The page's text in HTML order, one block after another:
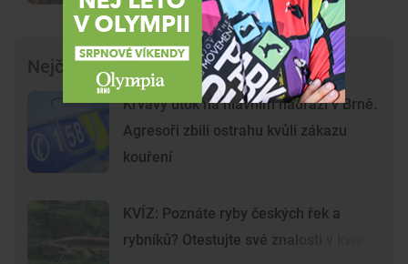
Nejčtenější články
Krvavý útok na hlavním nádraží v Brně.
Agresoři zbili ostrahu kvůli zákazu
kouření
KVÍZ: Poznáte ryby českých řek a
rybníků? Otestujte své znalosti v kvízu